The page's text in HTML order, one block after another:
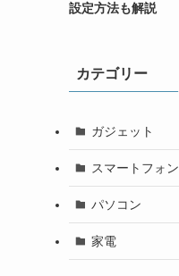
設定方法も解説
カテゴリー
ガジェット
スマートフォン
パソコン
家電